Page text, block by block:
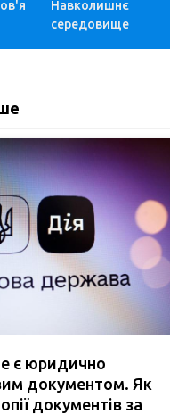
Навколишнє
середовище
є юридично
документом. Як
документів за